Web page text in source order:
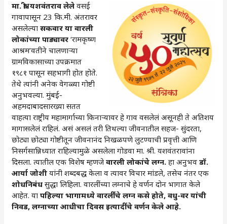
मा. श्री. यशवंतराव लेलेवसई
गावापासून 23 कि.मी. अंतरावर
असलेल्या सकवार या वारली
लोकांच्या पाड्यावर ‘रामकृष्ण
आश्रम’वतीने चालणार्‍या
ग्रामविकासाच्या उपक्रमात
१९८१ पासून सहभागी होत होते.
तेथे त्यांनी अनेक वेगळ्या गोष्टी
अनुभवल्या. मुंबई-
अहमदाबाद‌सारख्या सतत
वाहत्या राष्ट्रीय महामार्गाच्या किनाऱ्यावर हे गाव वसलेलं असूनही ते अतिशय
मागासलेलं राहिलं. असं असलं तरी तिथल्या जीवनातील सहज- सुंदरता,
छोट्या छोट्या गोष्टीतून जीवनानंद निखळपणे लुटण्याची प्रवृत्ती आणि
निसर्गसान्निध्यात राहिल्यामुळे असलेला गोडवा मा. श्री. यशवंतरावांना
दिसला. त्यातील एक विशेष म्हणजे वारली लोकांचे लग्न.हा अनुभव डॉ.
आर्या जोशीयांनी शब्दबद्ध केला व त्यावर विचार मांडले, तसेच नंतर एक
शोधनिबंध सुद्धा लिहिला. वारलींच्या लग्नाचे हे वर्णन दोन भागात केले
आहेत. यापहिल्या भागामध्ये वारलींंचे लग्न कसे होते, वधु-वर यांची
निवड, लग्नाच्या आधीचा दिवस इत्यादींचे वर्णन केले आहे.